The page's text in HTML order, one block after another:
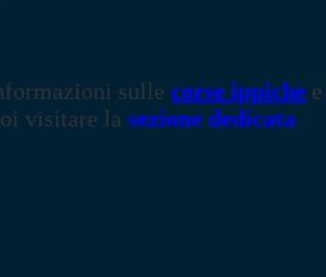
sulle corse ippiche e
visitare la sezione dedicata